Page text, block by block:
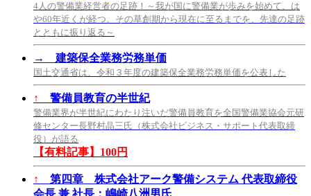
4人の警備業経営者の足跡！～我が国に警備業が歩みを始めて、は
や60年近くが経つ。その草創期から現在に至るまでを、先達の足跡
とともに振り返る～
→ 建築保全業務労務単価
国土交通省は、令和３年度の建築保全業務労務単価を公表した
↑ 警備員教育の半世紀
警備業界が半世紀にわたり注いだ警備員教育を全国警備業協会元研
修センター長野村晶三氏（株式会社ビジネス・サポート代表取締
役）が語る
【有料記事】100円
↑
第四章 株式会社アーク警備システム 代表取締役
会長 兼 社長：嶋崎八洲男氏